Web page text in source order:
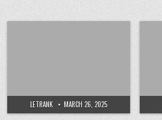
LETRANK MARCH 26, 2025